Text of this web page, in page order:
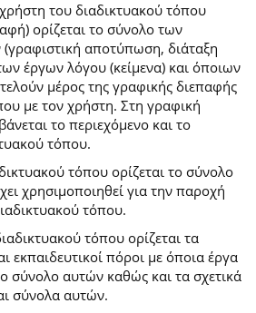
του διαδικτυακού τόπου
ορίζεται το σύνολο των
(γραφιστική αποτύπωση, διάταξη
έργων λόγου (κείμενα) και όποιων
μέρος της γραφικής διεπαφής
με τον χρήστη. Στη γραφική
το περιεχόμενο και το
τόπου.
τόπου ορίζεται το σύνολο
χρησιμοποιηθεί για την παροχή
τόπου.
τόπου ορίζεται τα
εκπαιδευτικοί πόροι με όποια έργα
σύνολο αυτών καθώς και τα σχετικά
σύνολα αυτών.